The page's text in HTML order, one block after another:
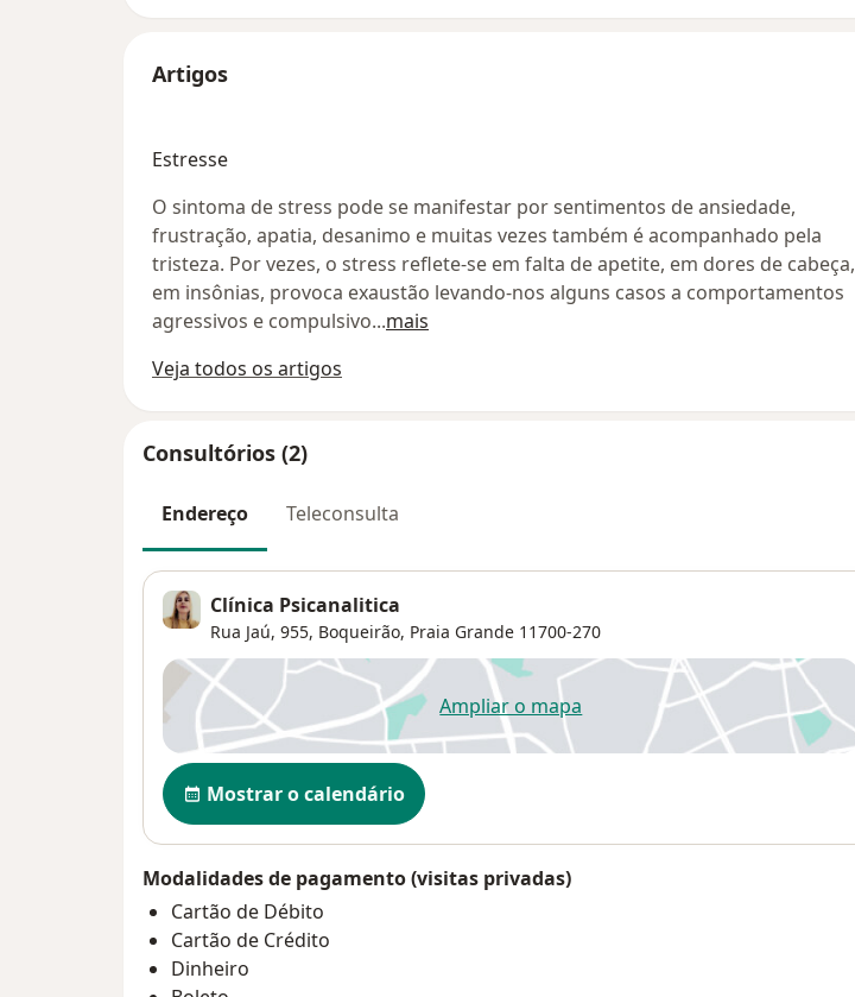
Artigos
Estresse
O sintoma de stress pode se manifestar por sentimentos de ansiedade,
frustração, apatia, desanimo e muitas vezes também é acompanhado pela
tristeza. Por vezes, o stress reflete-se em falta de apetite, em dores de cabeça,
em insônias, provoca exaustão levando-nos alguns casos a comportamentos
agressivos e compulsivo...mais
Veja todos os artigos
Consultórios (2)
Endereço Teleconsulta
Clínica Psicanalitica
Rua Jaú, 955, Boqueirão, Praia Grande 11700-270
Ampliar o mapaabre num novo separador
Disponibilidade
Mostrar o calendário
Modalidades de pagamento (visitas privadas)
Cartão de Débito
Cartão de Crédito
Dinheiro